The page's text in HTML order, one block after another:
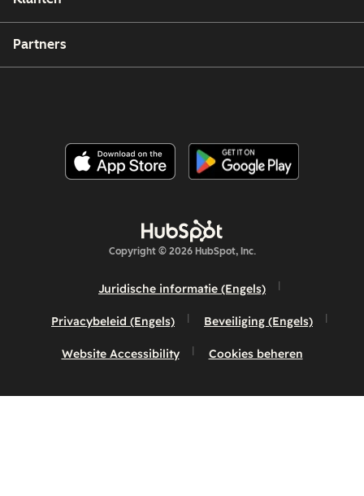
Partners
Copyright © 2026 HubSpot, Inc.
Juridische informatie (Engels)
Privacybeleid (Engels) Beveiliging (Engels)
Website Accessibility Cookies beheren